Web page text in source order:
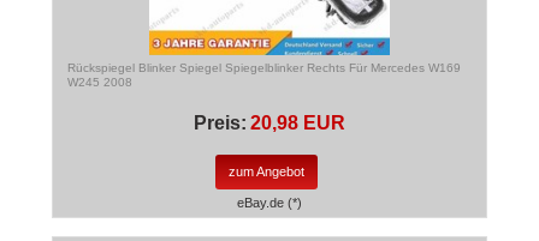
Rückspiegel Blinker Spiegel Spiegelblinker Rechts Für Mercedes W169
W245 2008
Preis: 20,98 EUR
zum Angebot
eBay.de (*)